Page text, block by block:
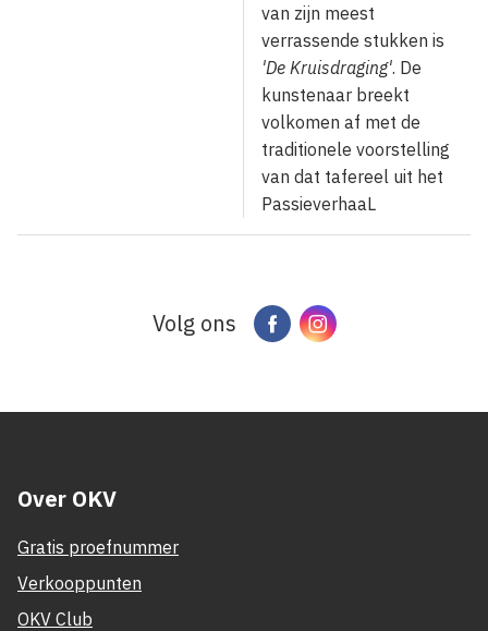
van zijn meest
verrassende stukken is
'De Kruis­draging'. De
kunstenaar breekt
volkomen af met de
traditionele voorstelling
van dat tafereel uit het
PassieverhaaL
Volg ons FacebookInstagram
Over OKV
Gratis proefnummer
Verkooppunten
OKV Club